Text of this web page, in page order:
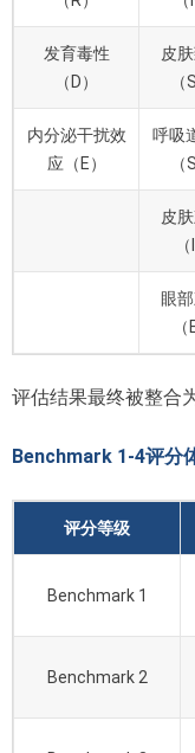
发育毒性
（D）
皮
（
内分泌干扰效
应（E）
呼吸
（
皮
眼
评估结果最终被整合
Benchmark 1-4评分
评分等级
Benchmark 1
Benchmark 2